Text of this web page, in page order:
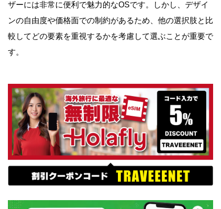
ザーには非常に便利で魅力的なOSです。しかし、デザイ
ンの自由度や価格面での制約があるため、他の選択肢と比
較してどの要素を重視するかを考慮して選ぶことが重要で
す。